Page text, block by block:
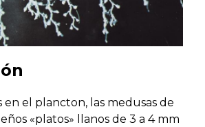
el plancton, las medusas de
«platos» llanos de 3 a 4 mm